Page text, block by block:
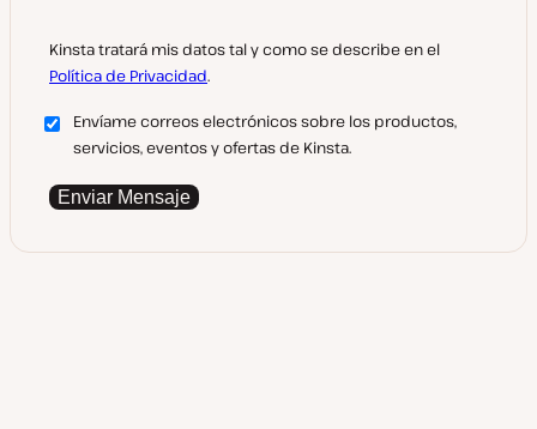
Kinsta tratará mis datos tal y como se describe en el
Política de Privacidad.
Envíame correos electrónicos sobre los productos,
servicios, eventos y ofertas de Kinsta.
Enviar Mensaje